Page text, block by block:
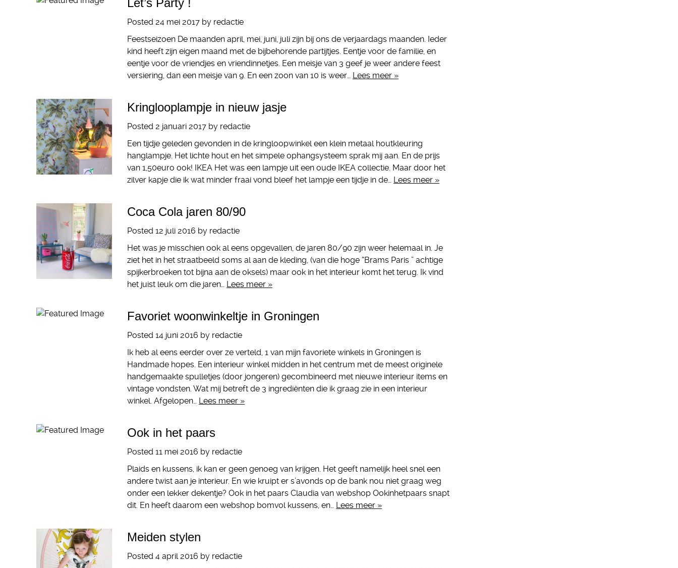
Let’s Party !
Posted 24 mei 2017 by redactie
Feestseizoen De maanden april, mei, juni, juli zijn bij ons de verjaardags maanden. Ieder
kind heeft zijn eigen maand met de bijbehorende partijtjes. Eentje voor de familie, en
eentje voor de vriendjes en vriendinnetjes. Een meisje van 3 geef je weer andere feest
versiering, dan een meisje van 9. En een zoon van 10 is weer… Lees meer »
Kringlooplampje in nieuw jasje
Posted 2 januari 2017 by redactie
Een tijdje geleden gevonden in de kringloopwinkel een klein metaal houtkleuring
hanglampje. Het lichte hout en het simpele ophangsysteem sprak mij aan. En de prijs
van 1,50euro ook! IKEA Het was een lampje uit een oude IKEA collectie. Maar door het
zilver kapje die ik wat minder fraai vond bleef het lampje een tijdje in de… Lees meer »
Coca Cola jaren 80/90
Posted 12 juli 2016 by redactie
Het was je misschien ook al eens opgevallen, de jaren 80/90 zijn weer helemaal in. Je
ziet het in het straatbeeld soms al aan de kleding, (van die hoge “Brams Paris ” achtige
spijkerbroeken tot bijna aan de oksels) maar ook in het interieur komt het terug. Ik vind
het juist leuk om die jaren… Lees meer »
Favoriet woonwinkeltje in Groningen
Posted 14 juni 2016 by redactie
Ik heb al eens eerder over ze verteld, 1 van mijn favoriete winkels in Groningen is
Handmade hopes. Een interieur winkel midden in het centrum met de meest originele
handgemaakte spulletjes (door jongeren) gecombineerd met nieuwe interieur items en
vintage vondsten. Wat mij betreft de 3 ingrediënten die ik graag zie in een interieur
winkel. Afgelopen… Lees meer »
Ook in het paars
Posted 11 mei 2016 by redactie
Plaids en kussens, ik kan er geen genoeg van krijgen. Het geeft namelijk heel snel een
andere twist aan je interieur. En wie kruipt er s’avonds op de bank nou niet graag weg
onder een lekker dekentje? Ook in het paars Claudia van webshop Ookinhetpaars snapt
dit. En heeft daarom een webshop bomvol kussens, en… Lees meer »
Meiden stylen
Posted 4 april 2016 by redactie